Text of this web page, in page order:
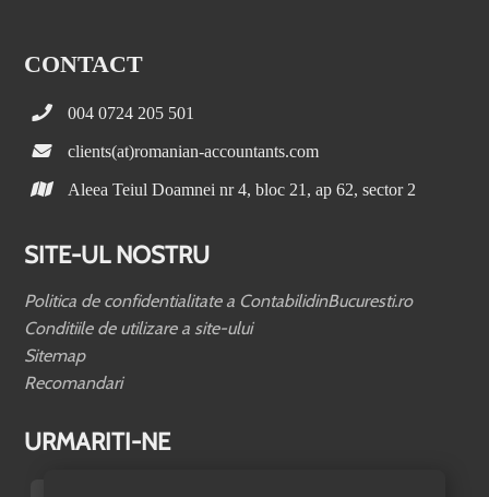
CONTACT
004 0724 205 501
clients(at)romanian-accountants.com
Aleea Teiul Doamnei nr 4, bloc 21, ap 62, sector 2
SITE-UL NOSTRU
Politica de confidentialitate a ContabilidinBucuresti.ro
Conditiile de utilizare a site-ului
Sitemap
Recomandari
URMARITI-NE